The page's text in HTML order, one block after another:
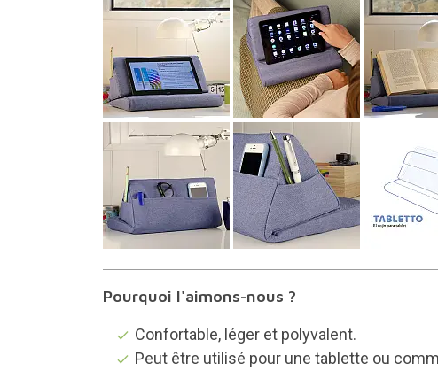
Pourquoi l'aimons-nous ?
Confortable, léger et polyvalent.
Peut être utilisé pour une tablette ou